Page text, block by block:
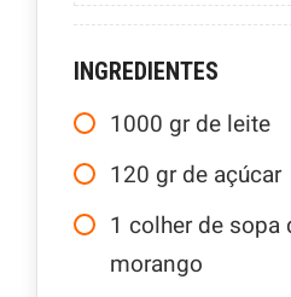
INGREDIENTES
1000 gr de leite
120 gr de açúcar
1 colher de sopa
morango